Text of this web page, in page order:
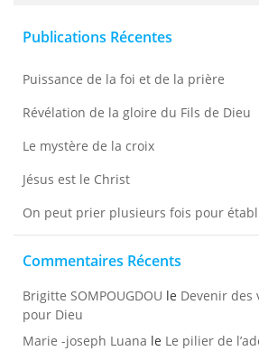
Publications Récentes
Puissance de la foi et de la prière
Révélation de la gloire du Fils de Dieu
Le mystère de la croix
Jésus est le Christ
On peut prier plusieurs fois pour
Commentaires Récents
Brigitte SOMPOUGDOU le Devenir des
pour Dieu
Marie -joseph Luana le Le pilier de